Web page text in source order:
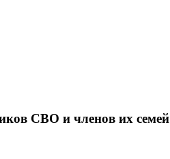
СВО и членов их семей